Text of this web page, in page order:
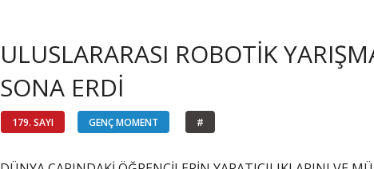
ULUSLARARASI ROBOTİK
SONA ERDİ
179. SAYI GENÇ MOMENT #